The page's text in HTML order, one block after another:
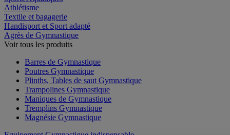
Athlétisme
Textile et bagagerie
Handisport et Sport adapté
Agrès de Gymnastique
Voir tous les produits
Barres de Gymnastique
Poutres Gymnastique
Plinths, Tables de saut Gymnastique
Trampolines Gymnastique
Maniques de Gymnastique
Tremplins Gymnastique
Magnésie Gymnastique